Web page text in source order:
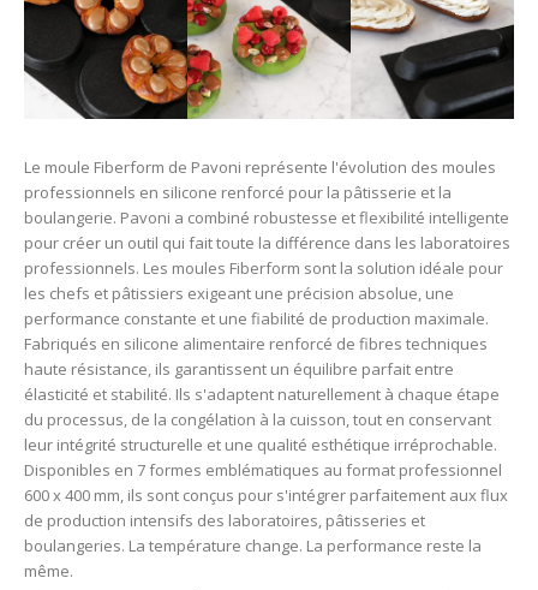
Le moule Fiberform de Pavoni représente l'évolution des moules
professionnels en silicone renforcé pour la pâtisserie et la
boulangerie. Pavoni a combiné robustesse et flexibilité intelligente
pour créer un outil qui fait toute la différence dans les laboratoires
professionnels. Les moules Fiberform sont la solution idéale pour
les chefs et pâtissiers exigeant une précision absolue, une
performance constante et une fiabilité de production maximale.
Fabriqués en silicone alimentaire renforcé de fibres techniques
haute résistance, ils garantissent un équilibre parfait entre
élasticité et stabilité. Ils s'adaptent naturellement à chaque étape
du processus, de la congélation à la cuisson, tout en conservant
leur intégrité structurelle et une qualité esthétique irréprochable.
Disponibles en 7 formes emblématiques au format professionnel
600 x 400 mm, ils sont conçus pour s'intégrer parfaitement aux flux
de production intensifs des laboratoires, pâtisseries et
boulangeries. La température change. La performance reste la
même.